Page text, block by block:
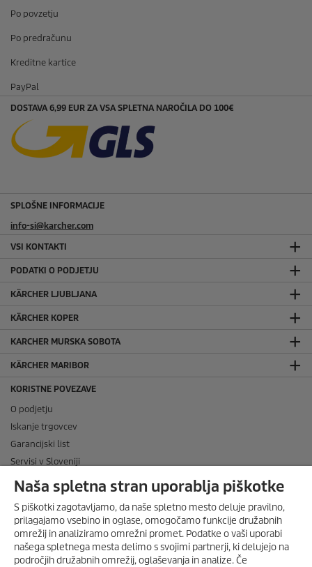
Po povzetju
Po predračunu
Kreditne kartice
PayPal
DOSTAVA 6,99 EUR ZA VSA SPLETNA NAROČILA DO 100€
SPLOŠNE INFORMACIJE
info-si@karcher.com
VSI KONTAKTI
PODATKI O PODJETJU
KÄRCHER LJUBLJANA
KÄRCHER KOPER
KARCHER MURSKA SOBOTA
KÄRCHER MARIBOR
KORISTNE POVEZAVE
O podjetju
Iskanje trgovcev
Garancijski list
Servisi v Sloveniji
Navodila za uporabo
Odgovori na pogosta vprašanja
Zemljevid spletne strani
Smernice za družbena omrežja
DRUŽBENA OMREŽJA
Naša spletna stran uporablja piškotke
S piškotki zagotavljamo, da naše spletno mesto deluje pravilno,
prilagajamo vsebino in oglase, omogočamo funkcije družabnih
omrežij in analiziramo omrežni promet. Podatke o vaši uporabi
našega spletnega mesta delimo s svojimi partnerji, ki delujejo na
področjih družabnih omrežij, oglaševanja in analize. Če